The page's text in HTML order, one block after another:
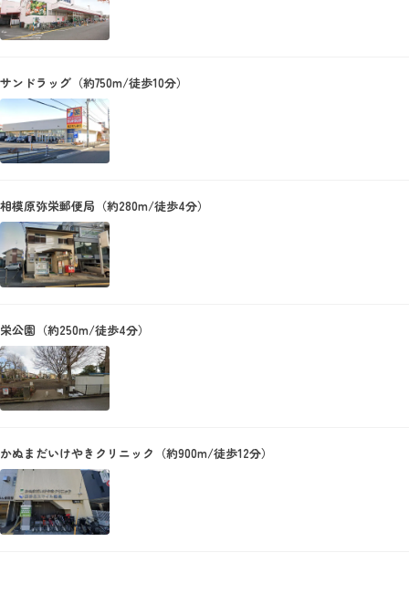
サンドラッグ（約750m/徒歩10分）
相模原弥栄郵便局（約280m/徒歩4分）
栄公園（約250m/徒歩4分）
かぬまだいけやきクリニック（約900m/徒歩12分）